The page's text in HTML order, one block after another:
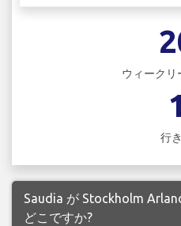
ウィークリ
1
行
Saudia が Stockholm
どこですか?